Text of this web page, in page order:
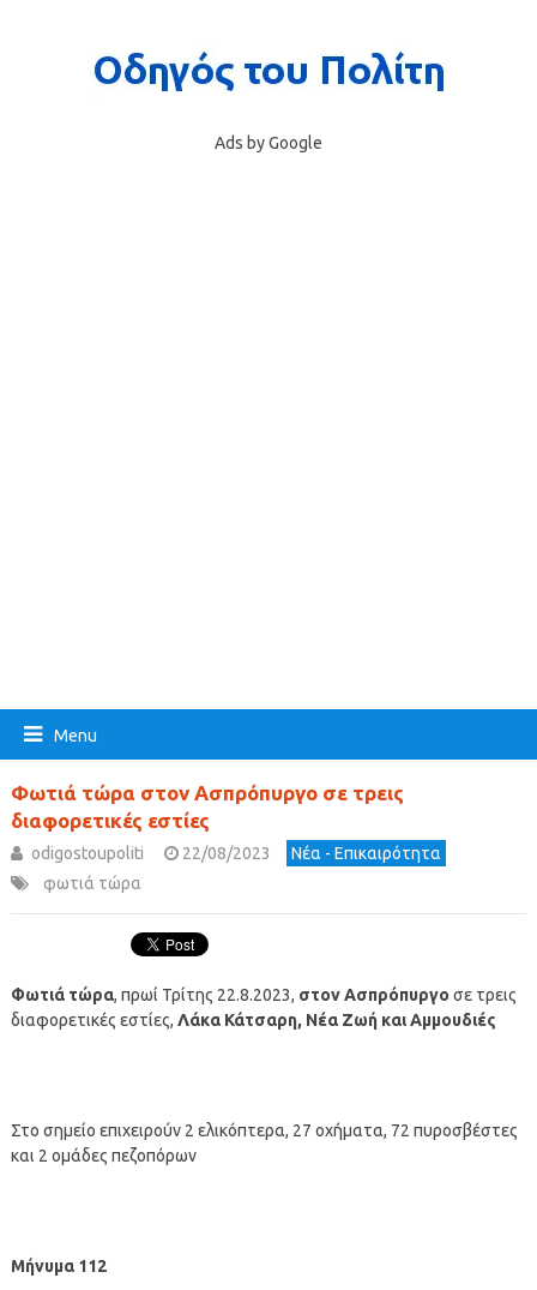
Ads by Google
Menu
Φωτιά τώρα στον Ασπρόπυργο σε τρεις
διαφορετικές εστίες
odigostoupoliti 22/08/2023
Νέα - Επικαιρότητα
φωτιά τώρα
Φωτιά τώρα, πρωί Τρίτης 22.8.2023, στον Ασπρόπυργο σε τρεις
διαφορετικές εστίες, Λάκα Κάτσαρη, Νέα Ζωή και Αμμουδιές
Στο σημείο επιχειρούν 2 ελικόπτερα, 27 οχήματα, 72 πυροσβέστες
και 2 ομάδες πεζοπόρων
Μήνυμα 112